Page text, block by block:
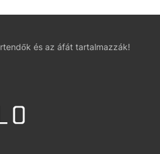
és az áfát tartalmazzák!